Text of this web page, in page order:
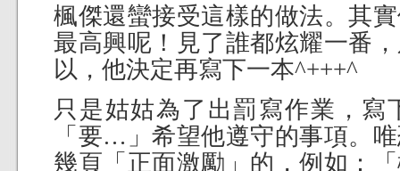
楓傑還蠻接受這樣的做法。其
最高興呢！見了誰都炫耀一番
以，他決定再寫下一本^+++^
只是姑姑為了出罰寫作業，
「要…」希望他遵守的事項。
幾頁「正面激勵」的，例如：